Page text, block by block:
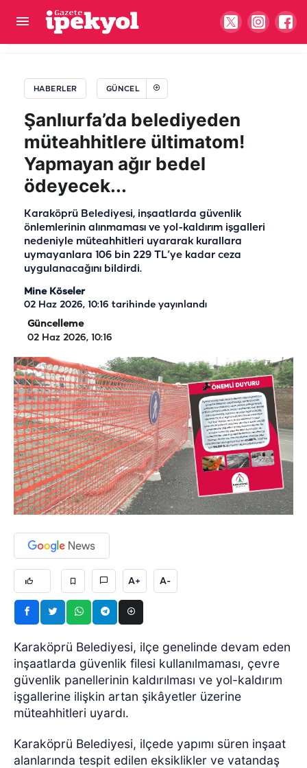
HABERLER GÜNCEL
Şanlıurfa’da belediyeden
müteahhitlere ültimatom!
Yapmayan ağır bedel
ödeyecek...
Karaköprü Belediyesi, inşaatlarda güvenlik
önlemlerinin alınmaması ve yol-kaldırım işgalleri
nedeniyle müteahhitleri uyararak kurallara
uymayanlara 106 bin 229 TL’ye kadar ceza
uygulanacağını bildirdi.
Mine Köseler
02 Haz 2026, 10:16 tarihinde yayınlandı
Güncelleme
02 Haz 2026, 10:16
A+ A-
Karaköprü Belediyesi, ilçe genelinde devam eden
inşaatlarda güvenlik filesi kullanılmaması, çevre
güvenlik panellerinin kaldırılması ve yol-kaldırım
işgallerine ilişkin artan şikâyetler üzerine
müteahhitleri uyardı.
Karaköprü Belediyesi, ilçede yapımı süren inşaat
alanlarında tespit edilen eksiklikler ve vatandaş
Harran İlçe Emniyet Müdürlüğü'ne yeni atama